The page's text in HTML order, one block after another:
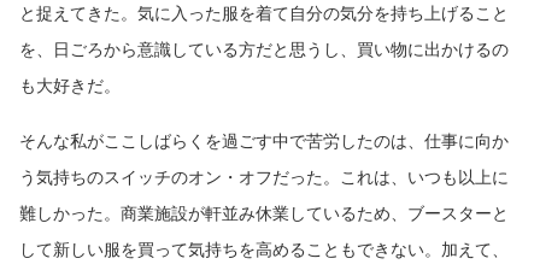
と捉えてきた。気に入った服を着て自分の気分を持ち上げること
を、日ごろから意識している方だと思うし、買い物に出かけるの
も大好きだ。
そんな私がここしばらくを過ごす中で苦労したのは、仕事に向か
う気持ちのスイッチのオン・オフだった。これは、いつも以上に
難しかった。商業施設が軒並み休業しているため、ブースターと
して新しい服を買って気持ちを高めることもできない。加えて、